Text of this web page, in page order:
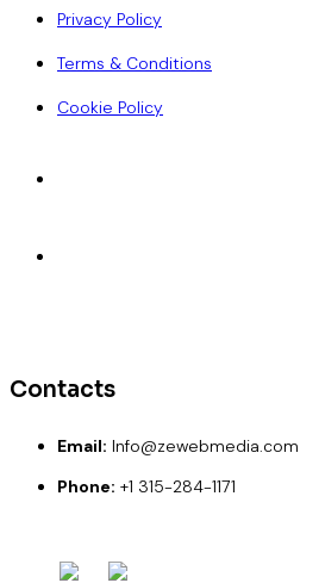
Privacy Policy
Terms & Conditions
Cookie Policy
Contacts
Email: Info@zewebmedia.com
Phone: +1 315-284-1171